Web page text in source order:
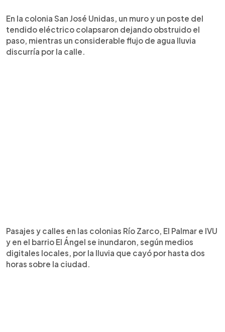
En la colonia San José Unidas, un muro y un poste del
tendido eléctrico colapsaron dejando obstruido el
paso, mientras un considerable flujo de agua lluvia
discurría por la calle.
Pasajes y calles en las colonias Río Zarco, El Palmar e IVU
y en el barrio El Ángel se inundaron, según medios
digitales locales, por la lluvia que cayó por hasta dos
horas sobre la ciudad.